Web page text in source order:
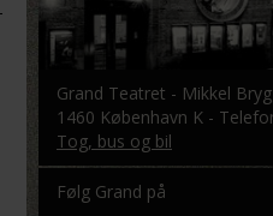
Grand Teatret - Mikkel
1460 København K -
Tog, bus og bil
Følg Grand på